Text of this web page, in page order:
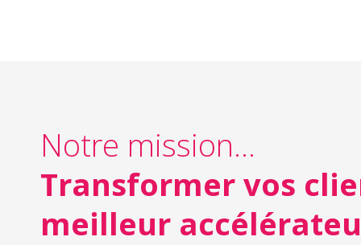
Notre mission...
Transformer vos
meilleur